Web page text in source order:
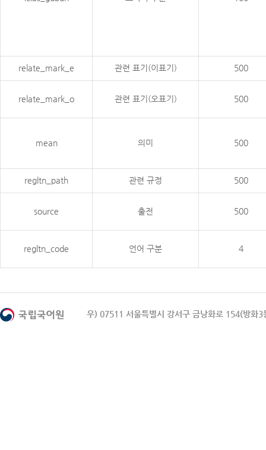
relate_mark_e 관련 표기(이표기) 500
relate_mark_o 관련 표기(오표기) 500
mean 의미 500
regltn_path 관련 규정 500
source 출전 500
regltn_code 언어 구분 4
우) 07511 서울특별시 강서구 금낭화로 154(방화3